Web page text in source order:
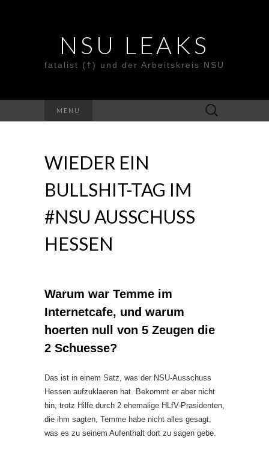
NSU LEAKS
fatalist (†) und der Arbeitskreis NSU
MENU
Suche
nach:
WIEDER EIN
BULLSHIT-TAG IM
#NSU AUSSCHUSS
HESSEN
Warum war Temme im
Internetcafe, und warum
hoerten null von 5 Zeugen die
2 Schuesse?
Das ist in einem Satz, was der NSU-Ausschuss
Hessen aufzuklaeren hat. Bekommt er aber nicht
hin, trotz Hilfe durch 2 ehemalige HLfV-Prasidenten,
die ihm sagten, Temme habe nicht alles gesagt,
was es zu seinem Aufenthalt dort zu sagen gebe.